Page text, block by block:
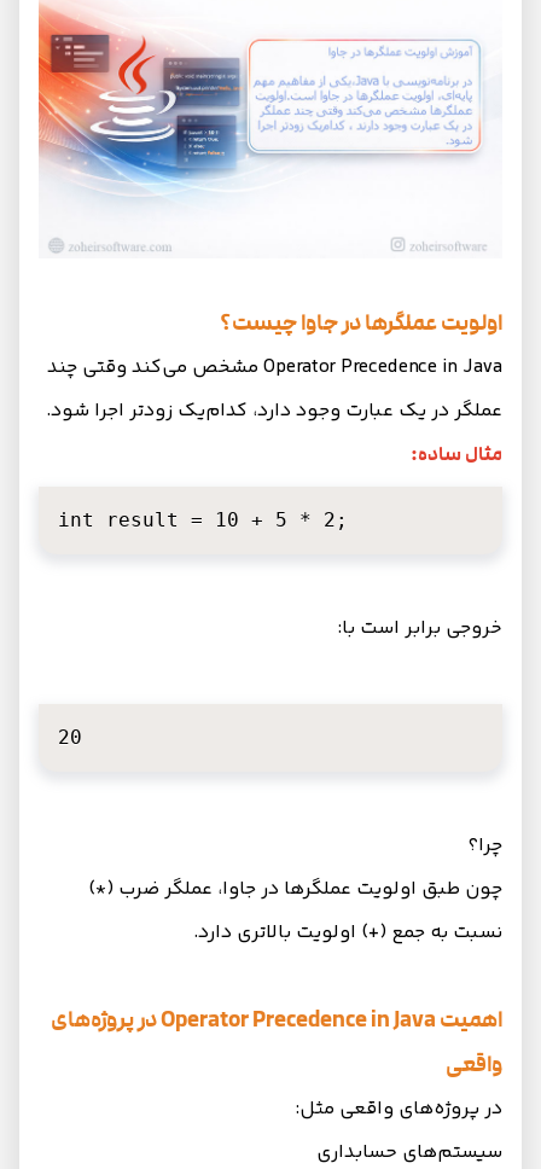
اولویت عملگرها در جاوا چیست؟
Operator Precedence in Java مشخص می‌کند وقتی چند
عملگر در یک عبارت وجود دارد، کدام‌یک زودتر اجرا شود.
مثال ساده:
int result = 10 + 5 * 2;
خروجی برابر است با:
20
چرا؟
چون طبق اولویت عملگرها در جاوا، عملگر ضرب (*)
نسبت به جمع (+) اولویت بالاتری دارد.
اهمیت Operator Precedence in Java در پروژه‌های
واقعی
در پروژه‌های واقعی مثل:
سیستم‌های حسابداری